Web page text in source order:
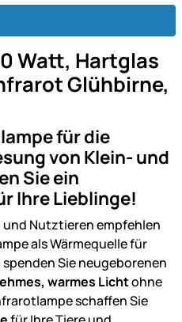
Watt, Hartglas
Glühbirne,
für die
von Klein- und
Sie ein
Ihre Lieblinge!
Nutztieren empfehlen
als Wärmequelle für
Sie neugeborenen
warmes Lichtohne
schaffen Sie